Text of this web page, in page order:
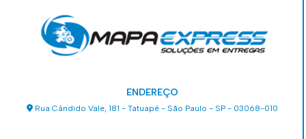
ENDEREÇO
Rua Cândido Vale, 181 - Tatuapé - São Paulo - SP - 03068-010